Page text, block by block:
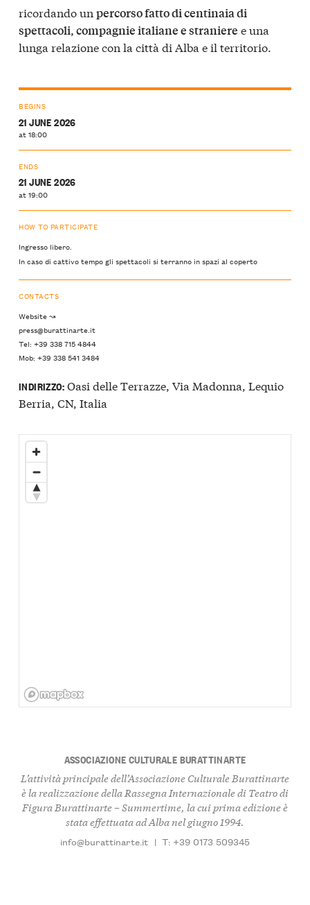
ricordando un percorso fatto di centinaia di
spettacoli, compagnie italiane e straniere e una
lunga relazione con la città di Alba e il territorio.
BEGINS
21 JUNE 2026
at 18:00
ENDS
21 JUNE 2026
at 19:00
HOW TO PARTICIPATE
Ingresso libero.
In caso di cattivo tempo gli spettacoli si terranno in spazi al coperto
CONTACTS
Website ↝
press@burattinarte.it
Tel: +39 338 715 4844
Mob: +39 338 541 3484
INDIRIZZO:Oasi delle Terrazze, Via Madonna, Lequio
Berria, CN, Italia
ASSOCIAZIONE CULTURALE BURATTINARTE
L’attività principale dell’Associazione Culturale Burattinarte
è la realizzazione della Rassegna Internazionale di Teatro di
FiguraBurattinarte – Summertime, la cui prima edizione è
stata effettuata ad Alba nel giugno 1994.
info@burattinarte.it | T: +39 0173 509345